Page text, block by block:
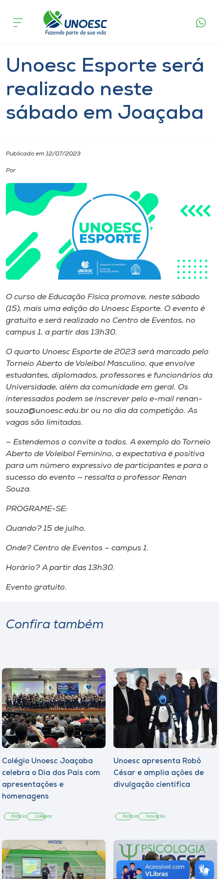
Cursos
Atendimento ao Estudante
A
Unoesc
Internacionalização
I.nova
Diplomados
Cultura
CPA
Biblioteca
Editora
Rádio
Museu
Unoesc
Store
Selecione
A+
acontece
Esporte
Unoesc Esporte será
realizado neste
sábado em Joaçaba
Publicado em 12/07/2023
Por
O curso de Educação Física promove, neste sábado
(15), mais uma edição do Unoesc Esporte. O evento é
gratuito e será realizado no Centro de Eventos, no
campus 1, a partir das 13h30.
O quarto Unoesc Esporte de 2023 será marcado pelo
Torneio Aberto de Voleibol Masculino, que envolve
estudantes, diplomados, professores e funcionários da
Universidade, além da comunidade em geral. Os
interessados podem se inscrever pelo e-mail renan-
souza@unoesc.edu.br ou no dia da competição. As
vagas são limitadas.
— Estendemos o convite a todos. A exemplo do Torneio
Aberto de Voleibol Feminino, a expectativa é positiva
para um número expressivo de participantes e para o
sucesso do evento — ressalta o professor Renan
Souza.
PROGRAME-SE:
Quando? 15 de julho.
Onde? Centro de Eventos – campus 1.
Horário? A partir das 13h30.
Evento gratuito.
Confira também
Colégio Unoesc Joaçaba
celebra o Dia dos Pais com
apresentações e
homenagens
Notícia Colégios
Unoesc apresenta Robô
César e amplia ações de
divulgação científica
Notícia Inovação